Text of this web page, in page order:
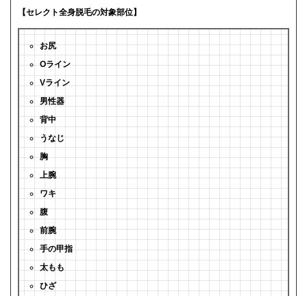
【セレクト全身脱毛の対象部位】
お尻
Oライン
Vライン
男性器
背中
うなじ
胸
上腕
ワキ
腹
前腕
手の甲指
太もも
ひざ